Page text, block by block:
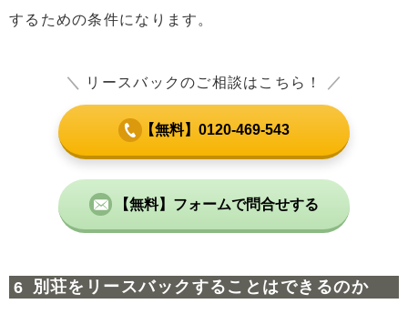
するための条件になります。
＼ リースバックのご相談はこちら！ ／
【無料】0120-469-543
【無料】フォームで問合せする
別荘をリースバックすることはできるのか